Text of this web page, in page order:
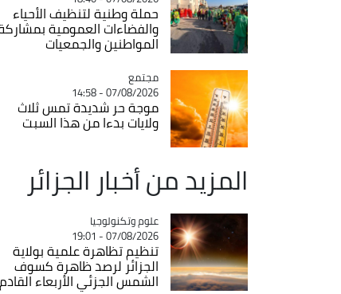
حملة وطنية لتنظيف الأحياء
والفضاءات العمومية
المواطنين والجمعيات
Catégorie
مجتمع
07/08/2026 - 14:58
موجة حر شديدة تمس ثلاث
ولايات بدءا من هذا السبت
المزيد من أخبار الجزائر
Catégorie
علوم وتكنولوجيا
07/08/2026 - 19:01
تنظيم تظاهرة علمية بولاية
الجزائر لرصد ظاهرة كسوف
الشمس الجزئي الأربعاء القادم